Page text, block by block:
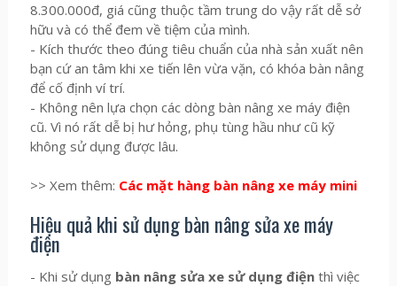
8.300.000đ, giá cũng thuộc tầm trung do vậy rất dễ sở
hữu và có thể đem về tiệm của mình.
- Kích thước theo đúng tiêu chuẩn của nhà sản xuất nên
bạn cứ an tâm khi xe tiến lên vừa vặn, có khóa bàn nâng
để cố định ví trí.
- Không nên lựa chọn các dòng bàn nâng xe máy điện
cũ. Vì nó rất dễ bị hư hỏng, phụ tùng hầu như cũ kỹ
không sử dụng được lâu.
>> Xem thêm: Các mặt hàng bàn nâng xe máy mini
Hiệu quả khi sử dụng bàn nâng sửa xe máy
điện
- Khi sử dụng bàn nâng sửa xe sử dụng điệnthì việc